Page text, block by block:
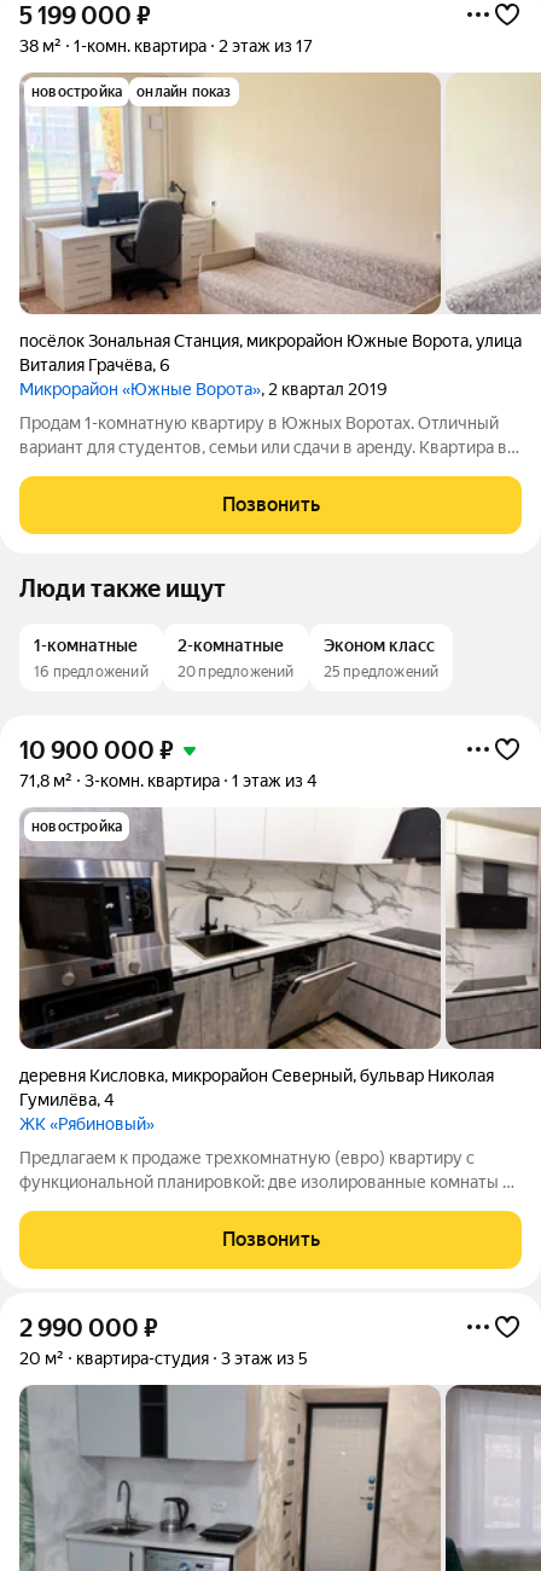
5 199 000 ₽
38 м² 1-комн. квартира 2 этаж из 17
новостройка онлайн показ
посёлок Зональная Станция, микрорайон Южные Ворота,улица
Виталия Грачёва,6
Микрорайон «Южные Ворота», 2 квартал 2019
Продам 1-комнатную квартиру в Южных Воротах. Отличный
вариант для студентов, семьи или сдачи в аренду. Квартира в
готовая гардеробная в коридоре, шкаф-купе в комнате. В
ванной кафель. Рядом с
Позвонить
Люди также ищут
1-комнатные
16 предложений
2-комнатные
20 предложений
Эконом класс
25 предложений
10 900 000 ₽
71,8 м² 3-комн. квартира 1 этаж из 4
новостройка
деревня Кисловка, микрорайон Северный,бульвар Николая
Гумилёва,4
ЖК «Рябиновый»
Предлагаем к продаже трехкомнатную (евро) квартиру с
функциональной планировкой: две изолированные комнаты и
микрорайона на левом берегу Томи, в 5 минутах от Лагерного
сада. Дом комфорт-класса,
Позвонить
2 990 000 ₽
20 м² квартира-студия 3 этаж из 5